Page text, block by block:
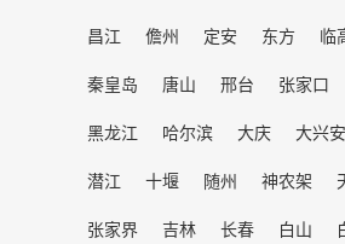
昌江
儋州 定安 东方 临
秦皇岛
唐山 邢台 张家口
黑龙江
哈尔滨 大庆 大兴
潜江
十堰 随州 神农架
张家界
吉林 长春 白山